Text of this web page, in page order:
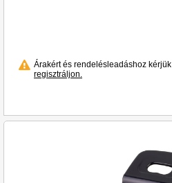
Árakért és rendelésleadáshoz kérjük
regisztráljon.